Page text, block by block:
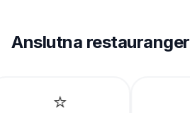
Anslutna restauranger
⭐